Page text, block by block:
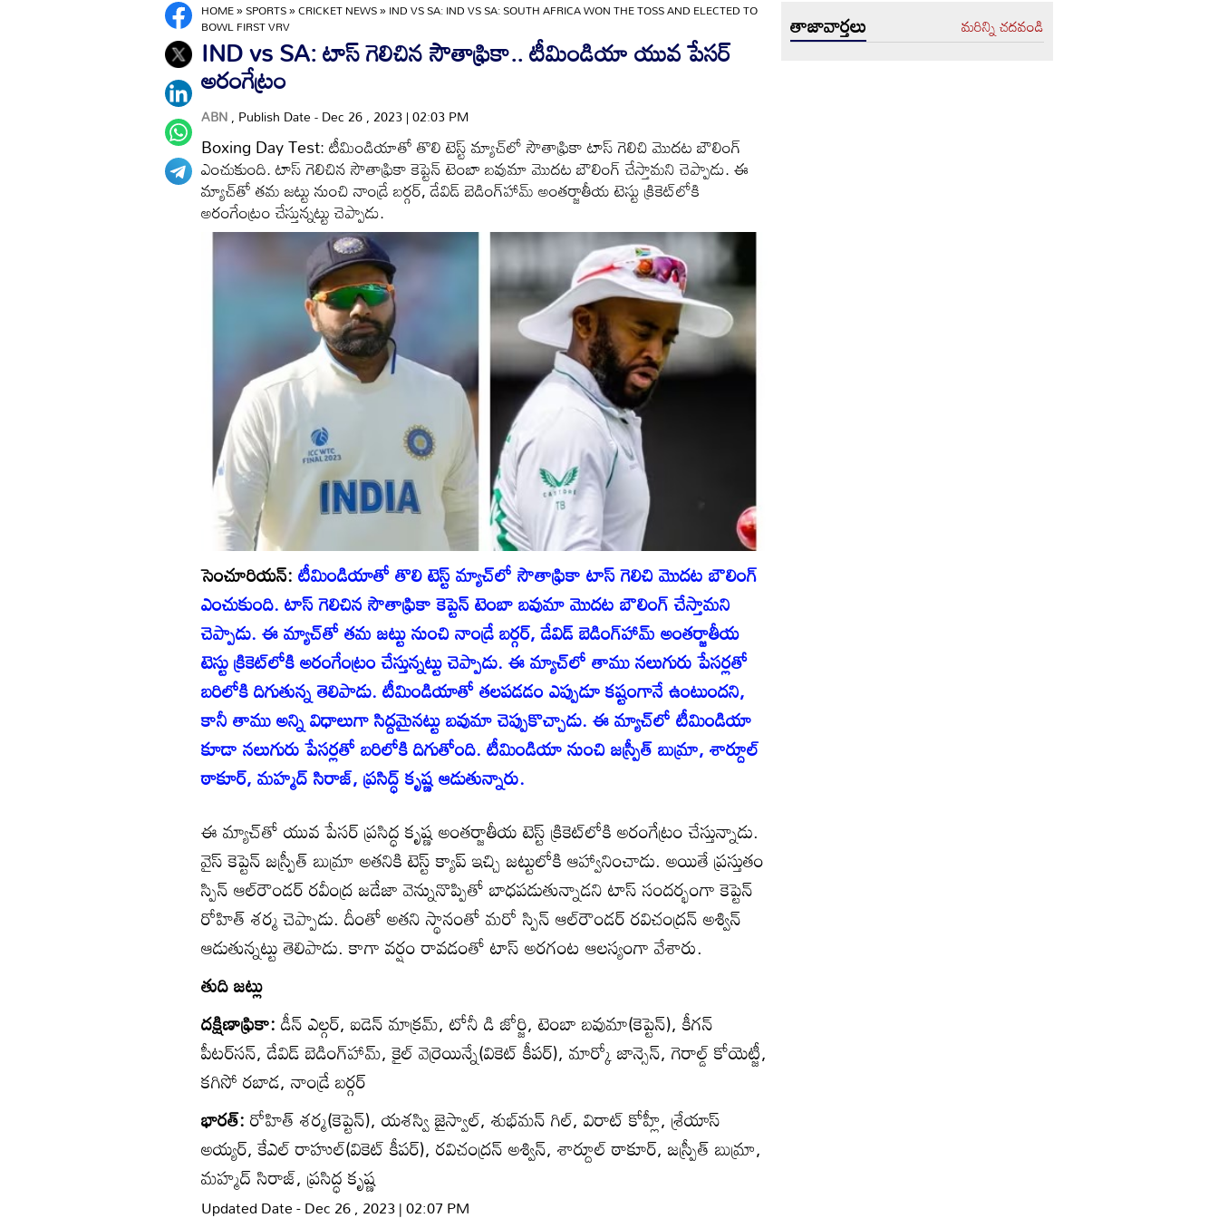
HOME»SPORTS»CRICKET NEWS»IND VS SA: IND VS SA: SOUTH AFRICA WON THE TOSS AND ELECTED TO
BOWL FIRST VRV
IND vs SA: టాస్ గెలిచిన సౌతాఫ్రికా.. టీమిండియా యువ పేసర్
అరంగేట్రం
ABN, Publish Date - Dec 26 , 2023 | 02:03 PM
Boxing Day Test: టీమిండియాతో తొలి టెస్ట్ మ్యాచ్‌లో సౌతాఫ్రికా టాస్ గెలిచి మొదట బౌలింగ్
ఎంచుకుంది. టాస్ గెలిచిన సౌతాఫ్రికా కెప్టెన్ టెంబా బవుమా మొదట బౌలింగ్ చేస్తామని చెప్పాడు. ఈ
మ్యాచ్‌తో తమ జట్టు నుంచి నాండ్రే బర్గర్, డేవిడ్ బెడింగ్‌హామ్ అంతర్జాతీయ టెస్టు క్రికెట్‌లోకి
అరంగేంట్రం చేస్తున్నట్టు చెప్పాడు.
సెంచూరియన్:టీమిండియాతో తొలి టెస్ట్ మ్యాచ్‌లో సౌతాఫ్రికా టాస్ గెలిచి మొదట బౌలింగ్
ఎంచుకుంది. టాస్ గెలిచిన సౌతాఫ్రికా కెప్టెన్ టెంబా బవుమా మొదట బౌలింగ్ చేస్తామని
చెప్పాడు. ఈ మ్యాచ్‌తో తమ జట్టు నుంచి నాండ్రే బర్గర్, డేవిడ్ బెడింగ్‌హామ్ అంతర్జాతీయ
టెస్టు క్రికెట్‌లోకి అరంగేంట్రం చేస్తున్నట్టు చెప్పాడు. ఈ మ్యాచ్‌లో తాము నలుగురు పేసర్లతో
బరిలోకి దిగుతున్న తెలిపాడు. టీమిండియాతో తలపడడం ఎప్పుడూ కష్టంగానే ఉంటుందని,
కానీ తాము అన్ని విధాలుగా సిద్దమైనట్టు బవుమా చెప్పుకొచ్చాడు. ఈ మ్యాచ్‌లో టీమిండియా
కూడా నలుగురు పేసర్లతో బరిలోకి దిగుతోంది. టీమిండియా నుంచి జస్ప్రీత్ బుమ్రా, శార్దూల్
ఠాకూర్, మహ్మద్ సిరాజ్, ప్రసిద్ధ్ కృష్ణ ఆడుతున్నారు.
ఈ మ్యాచ్‌తో యువ పేసర్ ప్రసిద్ధ కృష్ణ అంతర్జాతీయ టెస్ట్ క్రికెట్‌లోకి అరంగేట్రం చేస్తున్నాడు.
వైస్ కెప్టెన్ జస్ప్రీత్ బుమ్రా అతనికి టెస్ట్ క్యాప్ ఇచ్చి జట్టులోకి ఆహ్వానించాడు. అయితే ప్రస్తుతం
స్పిన్ ఆల్‌రౌండర్ రవీంద్ర జడేజా వెన్నునొప్పితో బాధపడుతున్నాడని టాస్ సందర్భంగా కెప్టెన్
రోహిత్ శర్మ చెప్పాడు. దీంతో అతని స్థానంతో మరో స్పిన్ ఆల్‌రౌండర్ రవిచంద్రన్ అశ్విన్
ఆడుతున్నట్టు తెలిపాడు. కాగా వర్షం రావడంతో టాస్ అరగంట ఆలస్యంగా వేశారు.
తుది జట్లు
దక్షిణాఫ్రికా:డీన్ ఎల్గర్, ఐడెన్ మాక్రమ్, టోనీ డి జోర్జి, టెంబా బవుమా(కెప్టెన్), కీగన్
పీటర్‌సన్, డేవిడ్ బెడింగ్‌హామ్, కైల్ వెర్రెయిన్నే(వికెట్ కీపర్), మార్కో జాన్సెన్, గెరాల్డ్ కోయెట్జీ,
కగిసో రబాడ, నాండ్రే బర్గర్
భారత్:రోహిత్ శర్మ(కెప్టెన్), యశస్వి జైస్వాల్, శుభ్‌మన్ గిల్, విరాట్ కోహ్లీ, శ్రేయాస్
అయ్యర్, కేఎల్ రాహుల్(వికెట్ కీపర్), రవిచంద్రన్ అశ్విన్, శార్దూల్ ఠాకూర్, జస్ప్రీత్ బుమ్రా,
మహ్మద్ సిరాజ్, ప్రసిద్ధ కృష్ణ
Updated Date - Dec 26 , 2023 | 02:07 PM
తాజావార్తలు మరిన్ని చదవండి